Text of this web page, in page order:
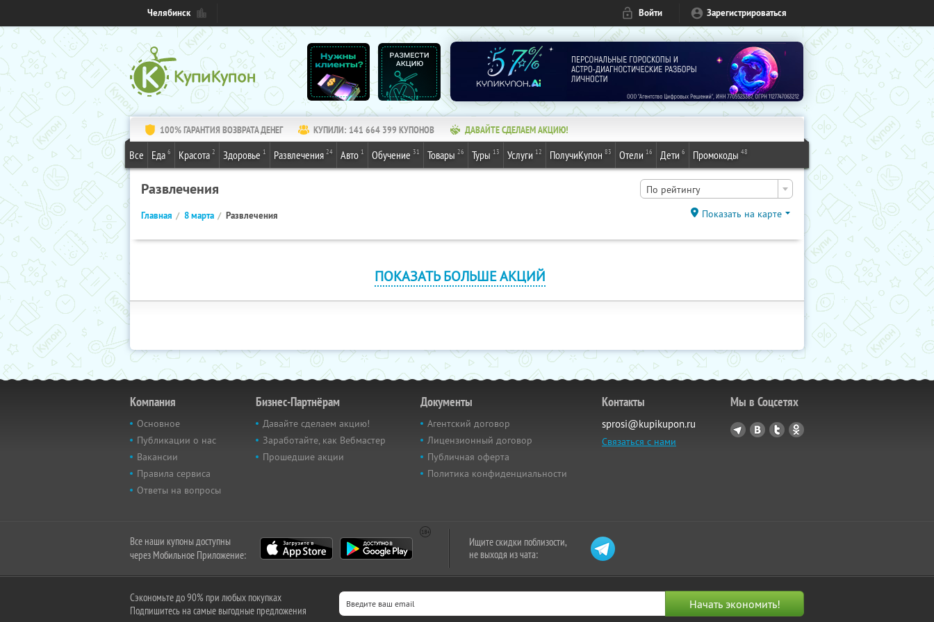
Челябинск Войти Зарегистрироваться
100% ГАРАНТИЯ ВОЗВРАТА ДЕНЕГ КУПИЛИ: 141 664 399 КУПОНОВ ДАВАЙТЕ СДЕЛАЕМ АКЦИЮ!
Все Еда 6 Красота 2 Здоровье 1 Развлечения 24 Авто 1 Обучение 31 Товары 26 Туры 13 Услуги 12 ПолучиКупон 83 Отели 16 Дети 6 Промокоды 48
Развлечения По рейтингу
Главная 8 марта Развлечения Показать на карте
ПОКАЗАТЬ БОЛЬШЕ АКЦИЙ
Компания
Основное
Публикации о нас
Вакансии
Правила сервиса
Ответы на вопросы
Бизнес-Партнёрам
Давайте сделаем акцию!
Заработайте, как Вебмастер
Прошедшие акции
Документы
Агентский договор
Лицензионный договор
Публичная оферта
Политика конфиденциальности
Контакты
sprosi@kupikupon.ru
Связаться с нами
Мы в Соцсетях
Все наши купоны доступны
через Мобильное Приложение:
Ищите скидки поблизости,
не выходя из чата:
Сэкономьте до 90% при любых покупках
Подпишитесь на самые выгодные предложения